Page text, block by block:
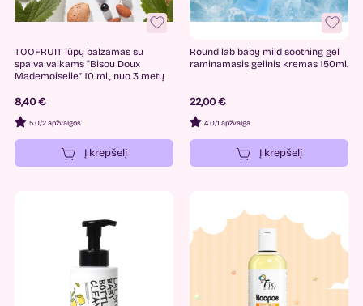
TOOFRUIT lūpų balzamas su
spalva vaikams “Bisou Doux
Mademoiselle” 10 ml., nuo 3 metų
8,40 €
5.0/2 apžvalgos
Į krepšelį
Round lab baby mild soothing gel
raminamasis gelinis kremas 150ml.
22,00 €
4.0/1 apžvalga
Į krepšelį